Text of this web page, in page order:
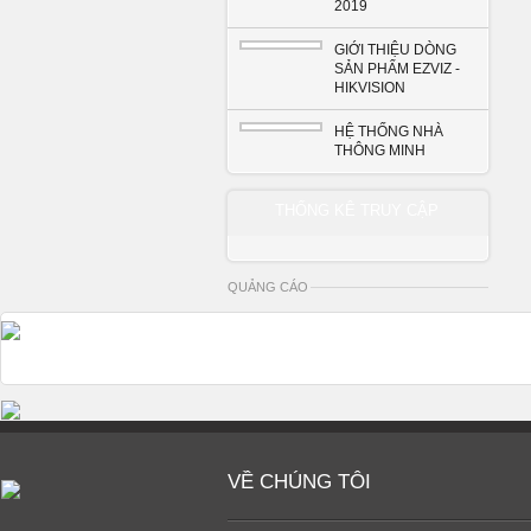
2019
GIỚI THIỆU DÒNG
SẢN PHẨM EZVIZ -
HIKVISION
HỆ THỐNG NHÀ
THÔNG MINH
QUẢNG CÁO
VỀ CHÚNG TÔI